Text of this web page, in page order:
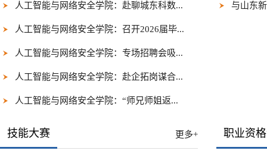
人工智能与网络安全学院：赴聊城东科数...
人工智能与网络安全学院：召开2026届毕...
人工智能与网络安全学院：专场招聘会吸...
人工智能与网络安全学院：赴企拓岗谋合...
人工智能与网络安全学院：“师兄师姐返...
与山东
更多+
技能大赛 职业资